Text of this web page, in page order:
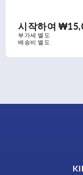
시작하여
부가세 별도
배송비 별도